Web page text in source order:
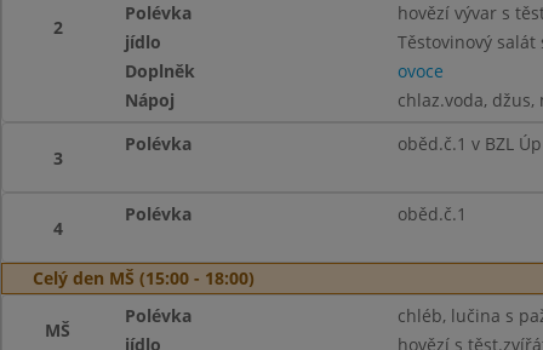
2
Polévka
hovězí vývar s
jídlo
Těstovinový
Doplněk
ovoce
Nápoj
chlaz.voda, džus,
3
Polévka oběd.č.1 v BZL
4
Polévka oběd.č.1
Celý den MŠ (15:00 - 18:00)
MŠ
Polévka
chléb, lučina s
jídlo
hovězí s